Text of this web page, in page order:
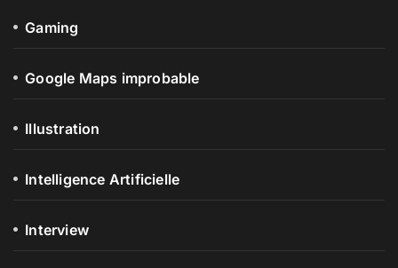
Gaming
Google Maps improbable
Illustration
Intelligence Artificielle
Interview